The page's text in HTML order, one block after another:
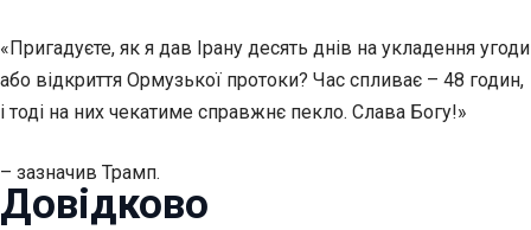
«Пригадуєте, як я дав Ірану десять днів на укладення угоди
або відкриття Ормузької протоки? Час спливає – 48 годин,
і тоді на них чекатиме справжнє пекло. Слава Богу!»
– зазначив Трамп.
Довідково